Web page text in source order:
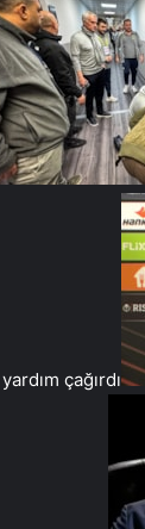
çağırdı